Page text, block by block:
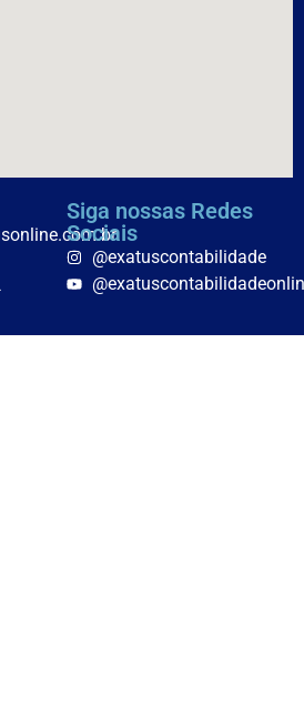
Siga nossas Redes
Sociais
@exatuscontabilidade